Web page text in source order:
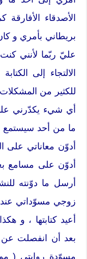
الأصدقاء
بريطاني بأمري و
عليّ ربّما لأنني
الالتجاء إلى
للكثير من
أي شيء يكدّرني
ما من أحد سيستمع
أدوّن معاناتي على
أدوّن على مسامع
أرسل ما دوّنته
زوجي مسوّداتي
أعيد كتابتها ، و
بعد أن انفصلت عن
مسوّدة روايتي (